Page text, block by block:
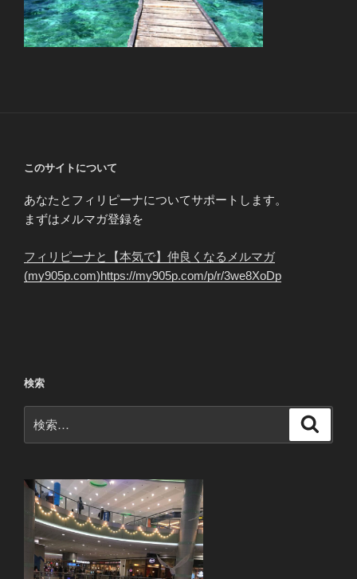
このサイトについて
あなたとフィリピーナについてサポートします。
まずはメルマガ登録を
フィリピーナと【本気で】仲良くなるメルマガ
(my905p.com)https://my905p.com/p/r/3we8XoDp
検索
索: